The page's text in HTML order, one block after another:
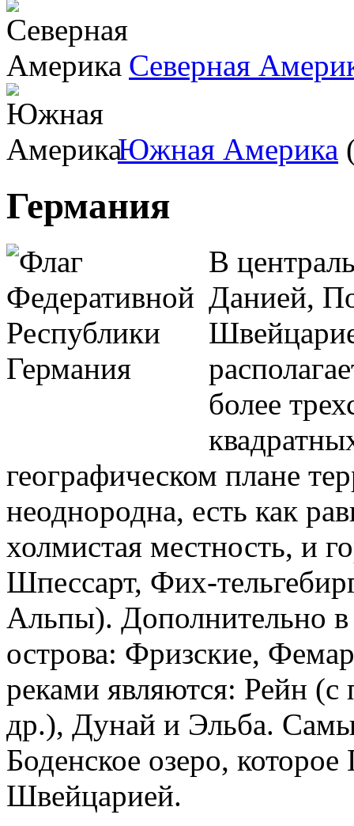
Северная
Южная Америка
Германия
В
Данией,
более
географическом плане
неоднородна, есть как
холмистая местность, и
Шпессарт, Фих-
Альпы). Дополнительно в
острова: Фризские,
реками являются: Рейн
др.), Дунай и Эльба.
Боденское озеро,
Швейцарией.